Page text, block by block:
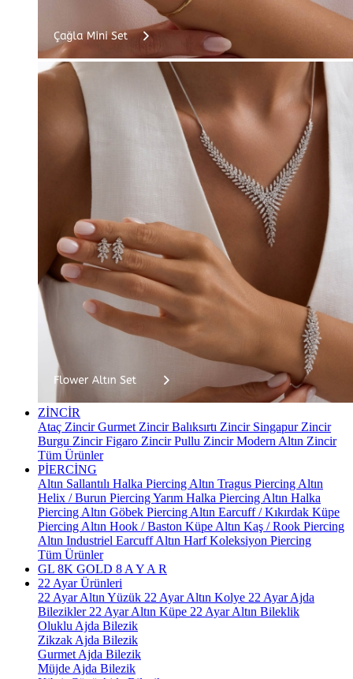
ZİNCİR
Ataç ZincirGurmet ZincirBalıksırtı Zincir Singapur Zincir
Burgu ZincirFigaro ZincirPullu ZincirModern Altın Zincir
Tüm Ürünler
PİERCİNG
Altın Sallantılı Halka Piercing Altın Tragus Piercing Altın
Helix / Burun PiercingYarım Halka Piercing Altın Halka
Piercing Altın Göbek Piercing Altın Earcuff / Kıkırdak Küpe
Piercing Altın Hook / Baston Küpe Altın Kaş / Rook Piercing
Altın Industriel EarcuffAltın Harf Koleksiyon Piercing
Tüm Ürünler
GL 8K GOLD 8 A Y A R
22 Ayar Ürünleri
22 Ayar Altın Yüzük 22 Ayar Altın Kolye 22 Ayar Ajda
Bilezikler 22 Ayar Altın Küpe 22 Ayar Altın Bileklik
Oluklu Ajda Bilezik
Zikzak Ajda Bilezik
Gurmet Ajda Bilezik
Müjde Ajda Bilezik